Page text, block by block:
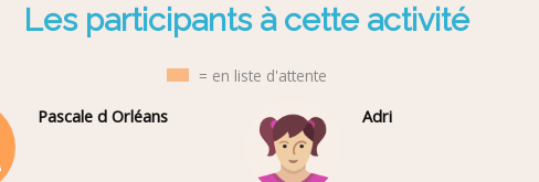
Les participants à cette activité
= en liste d'attente
Pascale d Orléans Adri